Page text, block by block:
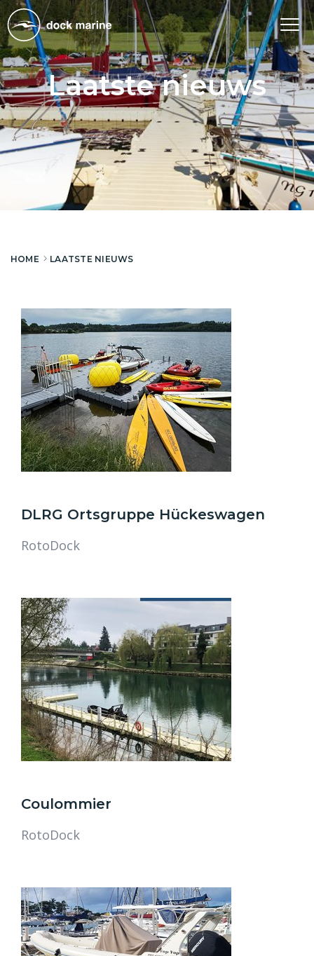
Laatste nieuws
HOME LAATSTE NIEUWS
DLRG Ortsgruppe Hückeswagen
RotoDock
Coulommier
RotoDock